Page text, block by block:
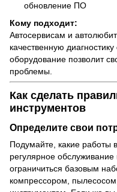
обновление ПО
Кому подходит:
Автосервисам и
качественную
оборудование позволит
проблемы.
Как сделать
инструментов
Определите свои
Подумайте, какие работы
регулярное
ограничиться базовым
компрессором,